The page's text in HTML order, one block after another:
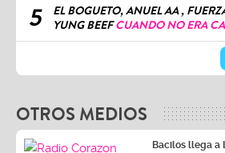
5
EL BOGUETO, ANUEL AA ,
YUNG BEEFCUANDO NO ERA
OTROS MEDIOS
Bacilos llega a